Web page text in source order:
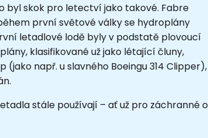
byl skok pro letectví jako takové. Fabre
první světové války se hydroplány
letadlové lodě byly v podstatě plovoucí
klasifikované už jako létající čluny,
např. u slavného Boeingu 314 Clipper),
stále používají – ať už pro